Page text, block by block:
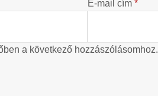
E-mail cím *
a következő hozzászólásomhoz.